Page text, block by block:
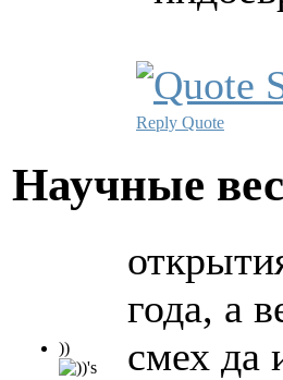
Reply Quote
Научные
))
года, а
смех да